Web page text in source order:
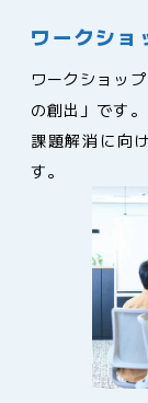
ワークショ
ワークショッ
の創出」です
課題解消に向
す。